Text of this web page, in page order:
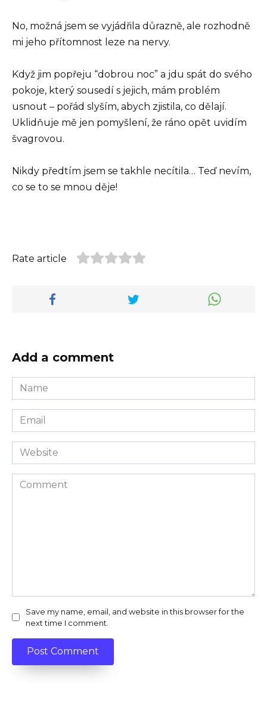
No, možná jsem se vyjádřila důrazně, ale rozhodně
mi jeho přítomnost leze na nervy.
Když jim popřeju “dobrou noc” a jdu spát do svého
pokoje, který sousedí s jejich, mám problém
usnout – pořád slyším, abych zjistila, co dělají.
Uklidňuje mě jen pomyšlení, že ráno opět uvidím
švagrovou.
Nikdy předtím jsem se takhle necítila… Teď nevím,
co se to se mnou děje!
Rate article
Add a comment
Name
*
Email
*
Website
Comment
Save my name, email, and website in this browser for the
next time I comment.